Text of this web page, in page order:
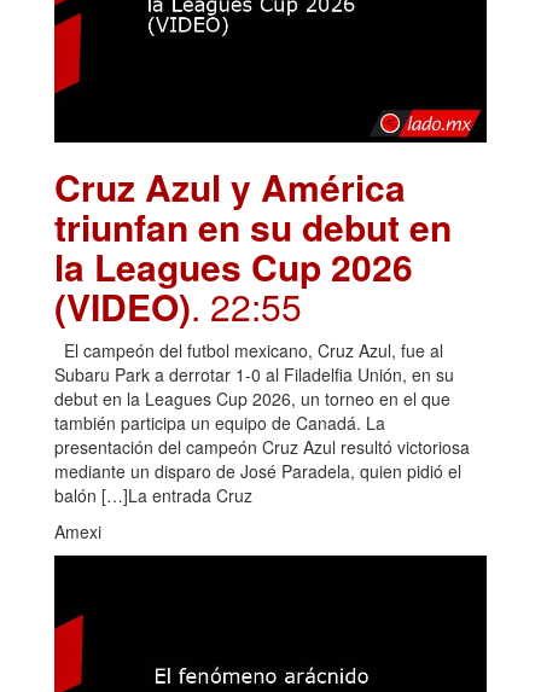
Cruz Azul y América
triunfan en su debut en
la Leagues Cup 2026
(VIDEO). 22:55
El campeón del futbol mexicano, Cruz Azul, fue al
Subaru Park a derrotar 1-0 al Filadelfia Unión, en su
debut en la Leagues Cup 2026, un torneo en el que
también participa un equipo de Canadá. La
presentación del campeón Cruz Azul resultó victoriosa
mediante un disparo de José Paradela, quien pidió el
balón […]La entrada Cruz
Amexi